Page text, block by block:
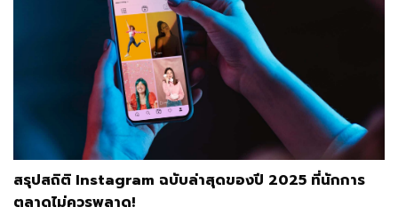
สรุปสถิติ Instagram ฉบับล่าสุดของปี 2025 ที่นักการ
ตลาดไม่ควรพลาด!